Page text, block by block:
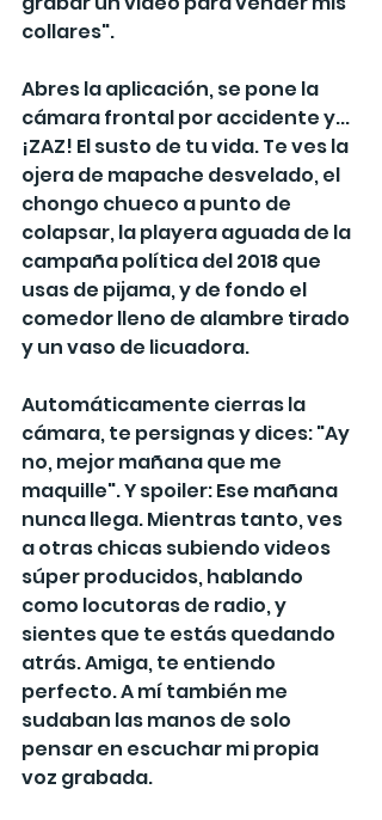
collares".
Abres la aplicación, se pone la
cámara frontal por accidente y...
¡ZAZ! El susto de tu vida. Te ves la
ojera de mapache desvelado, el
chongo chueco a punto de
colapsar, la playera aguada de la
campaña política del 2018 que
usas de pijama, y de fondo el
comedor lleno de alambre tirado
y un vaso de licuadora.
Automáticamente cierras la
cámara, te persignas y dices: "Ay
no, mejor mañana que me
maquille". Y spoiler: Ese mañana
nunca llega. Mientras tanto, ves
a otras chicas subiendo videos
súper producidos, hablando
como locutoras de radio, y
sientes que te estás quedando
atrás. Amiga, te entiendo
perfecto. A mí también me
sudaban las manos de solo
pensar en escuchar mi propia
voz grabada.